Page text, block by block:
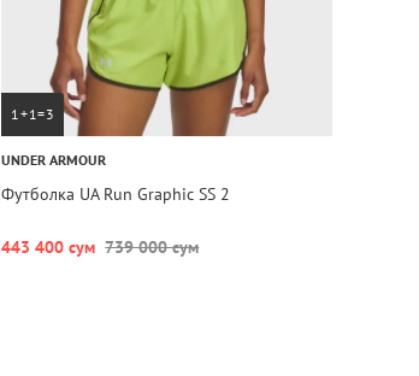
1+1=3
UNDER ARMOUR
Футболка UA Run Graphic SS 2
443 400 сум 739 000 сум